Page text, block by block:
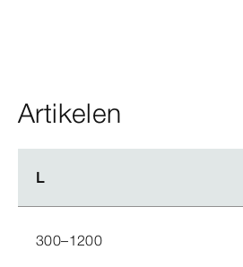
Artikelen
L
L
300–1200